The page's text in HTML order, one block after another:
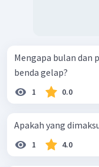
Mengapa bulan
benda gelap?
1 0.0
Apakah yang
1 4.0